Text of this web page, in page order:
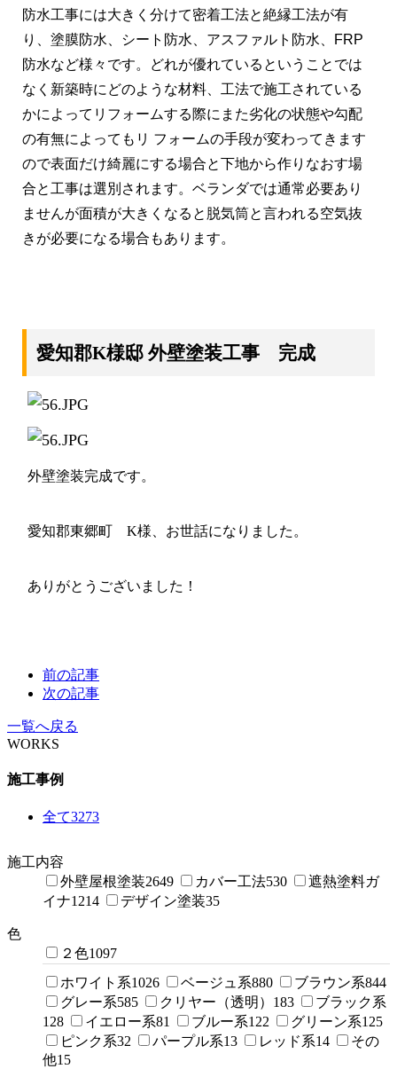
防水工事には大きく分けて密着工法と絶縁工法が有
り、塗膜防水、シート防水、アスファルト防水、FRP
防水など様々です。どれが優れているということでは
なく新築時にどのような材料、工法で施工されている
かによってリフォームする際にまた劣化の状態や勾配
の有無によってもリ フォームの手段が変わってきます
ので表面だけ綺麗にする場合と下地から作りなおす場
合と工事は選別されます。ベランダでは通常必要あり
ませんが面積が大きくなると脱気筒と言われる空気抜
きが必要になる場合もあります。
愛知郡K様邸 外壁塗装工事 完成
外壁塗装完成です。
愛知郡東郷町 K様、お世話になりました。
ありがとうございました！
前の記事
次の記事
一覧へ戻る
WORKS
施工事例
全て3273
施工内容
外壁屋根塗装2649 カバー工法530
遮熱塗料ガ
イナ1214 デザイン塗装35
色
２色1097
ホワイト系1026 ベージュ系880 ブラウン系844
グレー系585 クリヤー（透明） 183
ブラック系
128
イエロー系81 ブルー系122 グリーン系125
ピンク系32 パープル系13 レッド系14
その
他15